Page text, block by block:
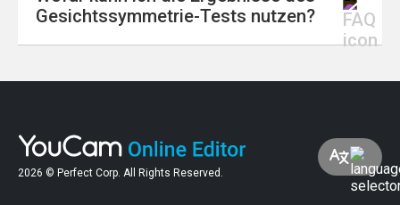
verbessert die Genauigkeit.
Nein. DerYouCam Online Editorermöglicht
dir, den Gesichtssymmetrie-Test direkt im
Browser durchzuführen – ganz ohne App-
Gesichtssymmetrie-Tests nutzen?
Die Ergebnisse zur Gesichtssymmetrie helfen
Winkel für Selfies oder Profilfotos
finden.
2026 © Perfect Corp. All Rights Reserved.